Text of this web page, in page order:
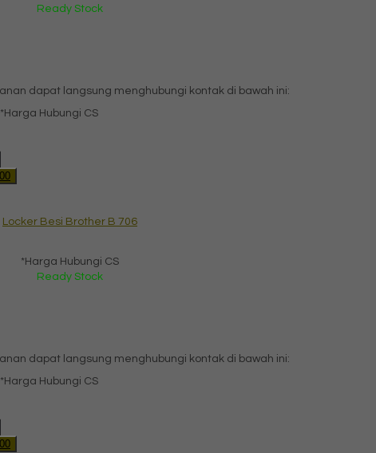
Ready Stock
dapat langsung menghubungi kontak di bawah ini:
*Harga Hubungi CS
Locker Besi Brother B 706
*Harga Hubungi CS
Ready Stock
dapat langsung menghubungi kontak di bawah ini:
*Harga Hubungi CS